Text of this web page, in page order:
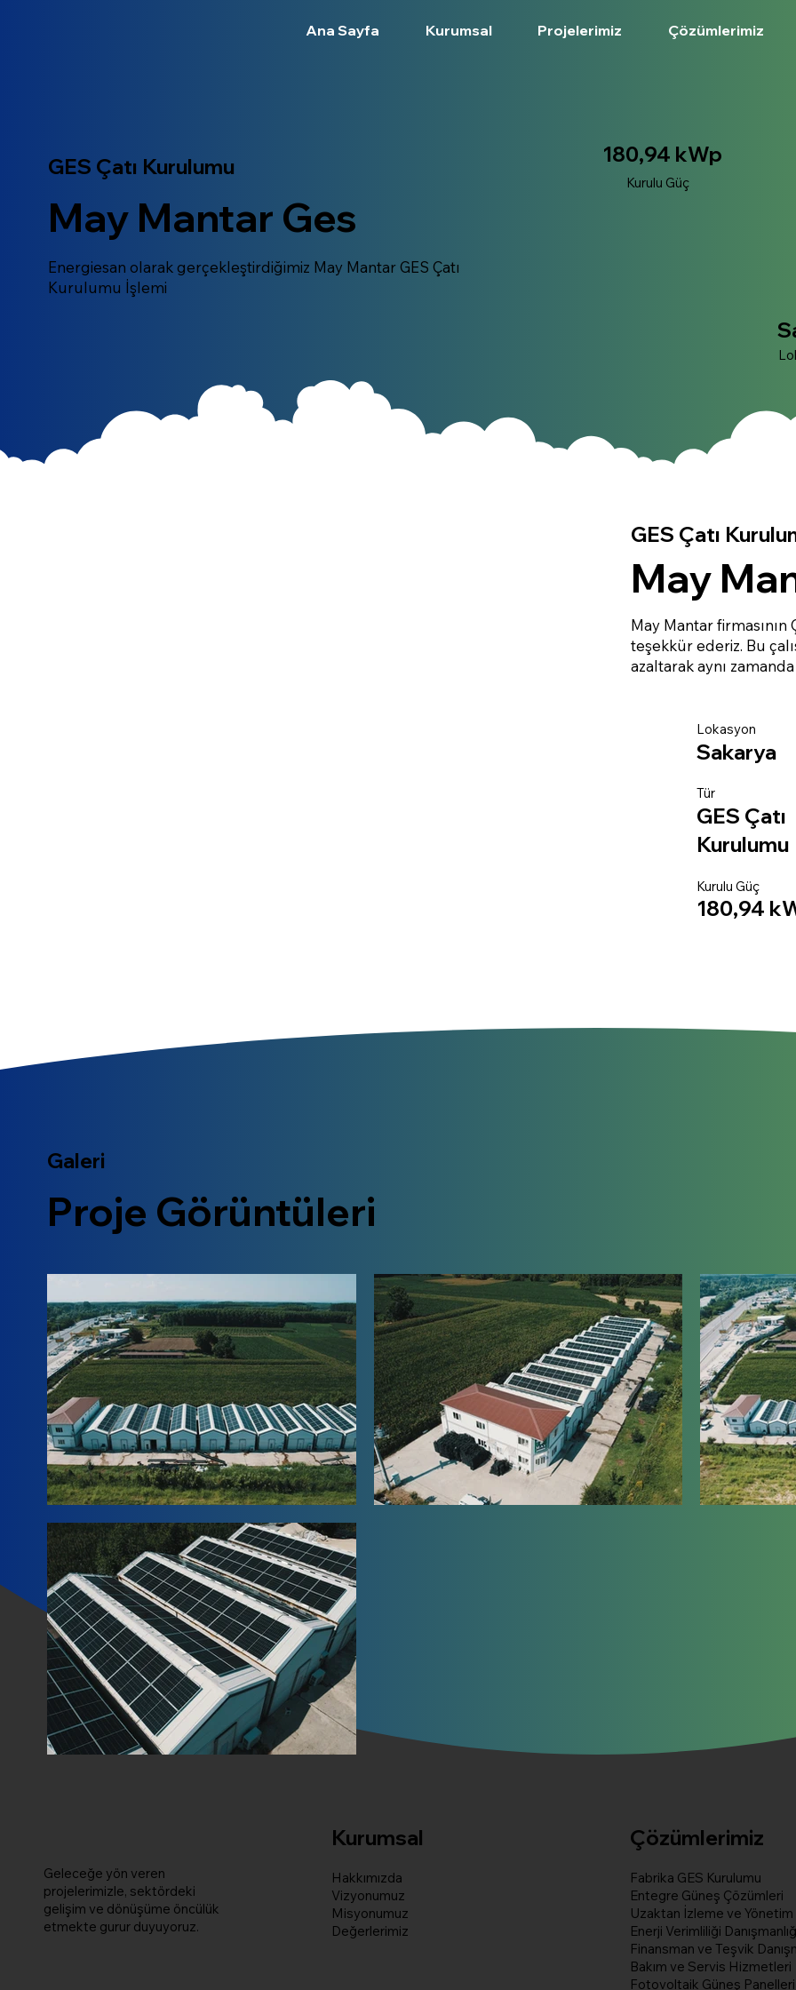
Ana Sayfa Kurumsal Projelerimiz Çözümlerimiz
May Mantar Ges
GES Çatı Kurulumu
Energiesan olarak gerçekleştirdiğimiz May Mantar GES Çatı
Kurulumu İşlemi
Kurulu Güç
180,94 kWp
Lokasyon
Sakarya
Tür
GES Çatı
Kurulumu
Kurulu Güç
180,94
GES Çatı
May
May Mantar
teşekkür ederiz. Bu
azaltarak aynı
Proje Görüntüleri
Galeri
Çözümlerimiz
Fabrika GES Kurulumu
Entegre Güneş Çözümleri
Uzaktan İzleme ve Yönetim
Enerji Verimliliği
Finansman ve Teşvik
Bakım ve Servis Hizmetleri
Fotovoltaik Güneş
Geleceğe yön veren
projelerimizle, sektördeki
gelişim ve dönüşüme öncülük
etmekte gurur duyuyoruz.
Kurumsal
Hakkımızda
Vizyonumuz
Misyonumuz
Değerlerimiz